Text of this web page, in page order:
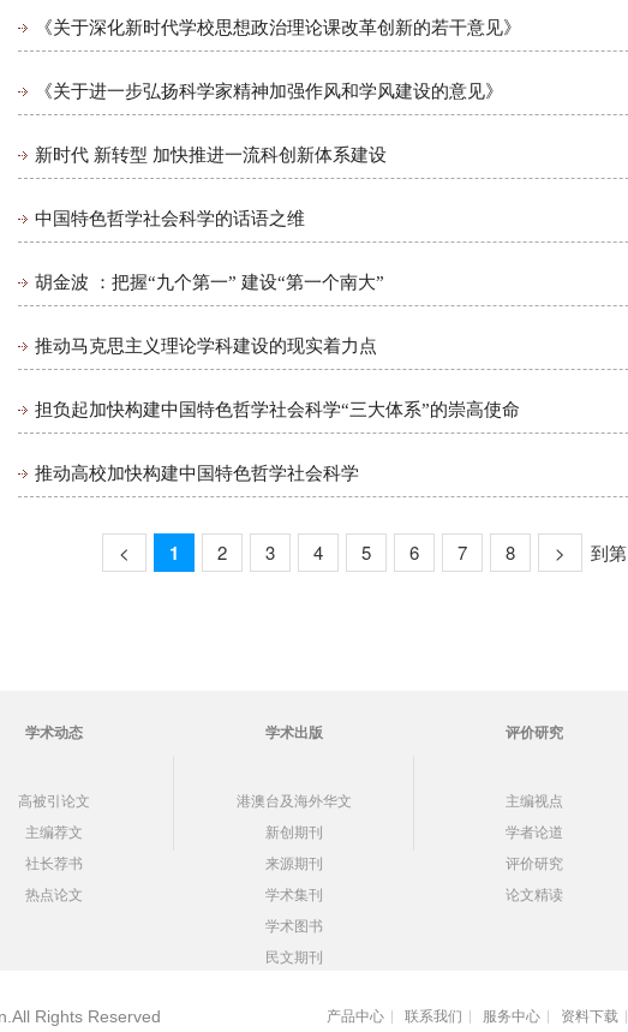
《关于深化新时代学校思想政治理论课改革创新的若干意见》
《关于进一步弘扬科学家精神加强作风和学风建设的意见》
新时代 新转型 加快推进一流科创新体系建设
中国特色哲学社会科学的话语之维
胡金波 ：把握“九个第一” 建设“第一个南大”
推动马克思主义理论学科建设的现实着力点
担负起加快构建中国特色哲学社会科学“三大体系”的崇高使命
推动高校加快构建中国特色哲学社会科学
< 1 2 3 4 5 6 7 8 > 到第